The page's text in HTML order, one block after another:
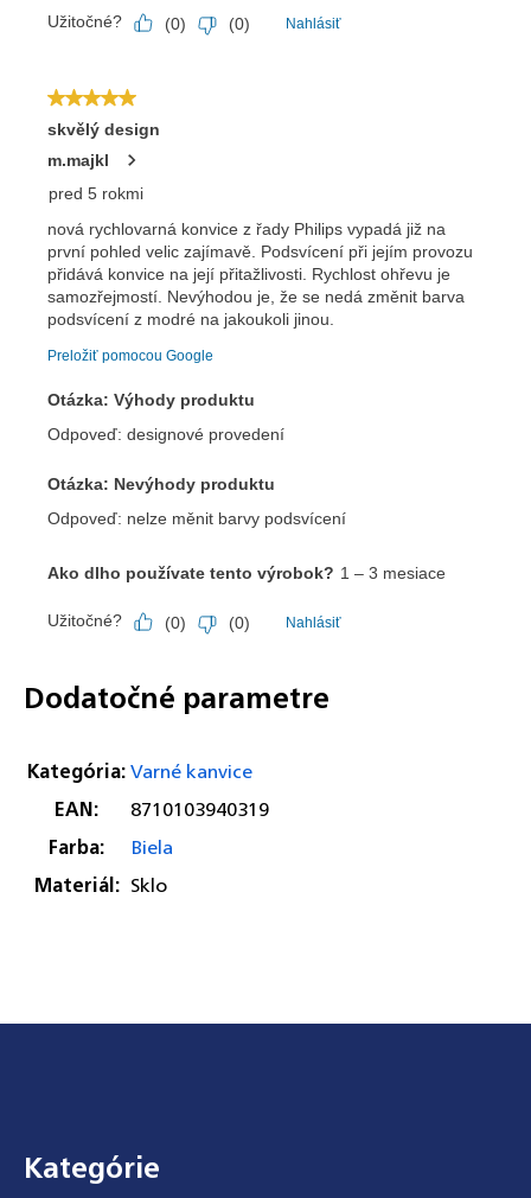
Dodatočné parametre
Kategória:Varné kanvice
EAN:
8710103940319
Farba:
Biela
Materiál: Sklo
Zápätie
Kategórie
Odoslať
Powered by chaterimo